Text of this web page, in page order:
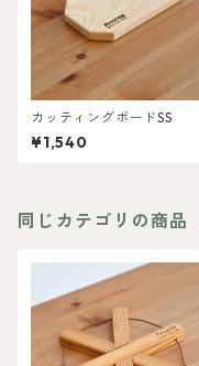
カッティングボードSS
¥1,540
同じカテゴリの商品